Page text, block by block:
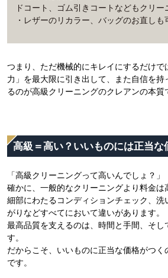
ドコート、ゴム引きコートなどもクリー
・レザーのリカラー、バッグのお直しも
つまり、ただ機械的にキレイにするだけで
力」を最大限に引き出して、また自信を持
るのが高級クリーニングのクレアンの本質
高級＝高い？いいものには正当な
「高級クリーニングって高いんでしょ？」
確かに、一般的なクリーニングより料金は
細部にわたるコンディションチェック、洗
がりなどすべてにおいて違いがあります。
最高品質を支えるのは、時間と手間、そ
す。
だからこそ、いいものに正当な価格がつ
です。